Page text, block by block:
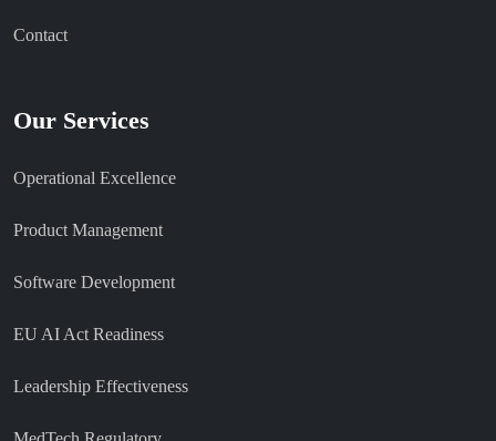
Contact
Our Services
Operational Excellence
Product Management
Software Development
EU AI Act Readiness
Leadership Effectiveness